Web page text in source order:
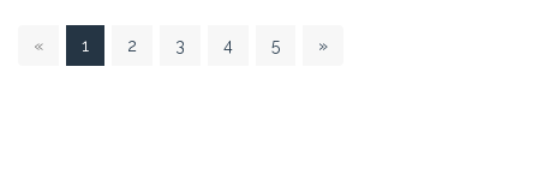
« 1 2 3 4 5 »